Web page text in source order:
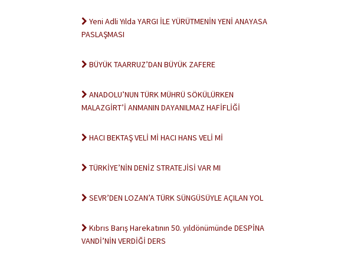
Yeni Adli Yılda YARGI İLE YÜRÜTMENİN YENİ ANAYASA
PASLAŞMASI
BÜYÜK TAARRUZ’DAN BÜYÜK ZAFERE
ANADOLU’NUN TÜRK MÜHRÜ SÖKÜLÜRKEN
MALAZGİRT’İ ANMANIN DAYANILMAZ HAFİFLİĞİ
HACI BEKTAŞ VELİ Mİ HACI HANS VELİ Mİ
TÜRKİYE’NİN DENİZ STRATEJİSİ VAR MI
SEVR’DEN LOZAN’A TÜRK SÜNGÜSÜYLE AÇILAN YOL
Kıbrıs Barış Harekatının 50. yıldönümünde DESPİNA
VANDİ’NİN VERDİĞİ DERS